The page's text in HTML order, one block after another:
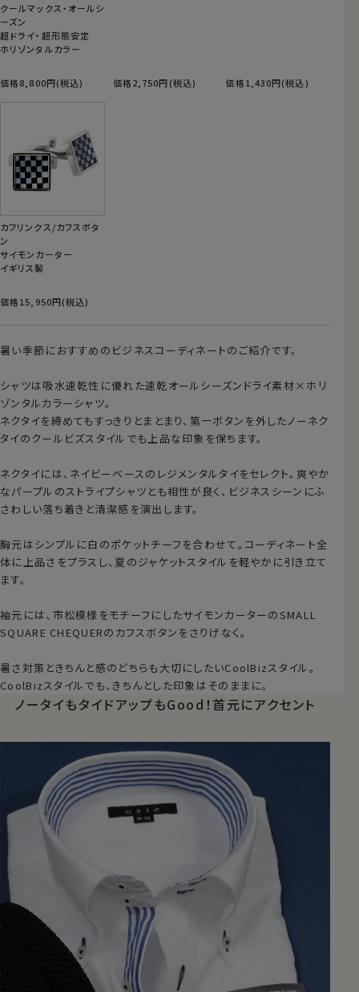
クールマックス・オールシ
ーズン
超ドライ・超形態安定
ホリゾンタルカラー
価格8,800円(税込) 価格2,750円(税込) 価格1,430円(税込)
カフリンクス/カフスボタ
ン
サイモンカーター
イギリス製
価格15,950円(税込)
暑い季節におすすめのビジネスコーディネートのご紹介です。
シャツは吸水速乾性に優れた速乾オールシーズンドライ素材×ホリ
ゾンタルカラーシャツ。
ネクタイを締めてもすっきりとまとまり、第一ボタンを外したノーネク
タイのクールビズスタイルでも上品な印象を保ちます。
ネクタイには、ネイビーベースのレジメンタルタイをセレクト。爽やか
なパープルのストライプシャツとも相性が良く、ビジネスシーンにふ
さわしい落ち着きと清潔感を演出します。
胸元はシンプルに白のポケットチーフを合わせて。コーディネート全
体に上品さをプラスし、夏のジャケットスタイルを軽やかに引き立て
ます。
袖元には、市松模様をモチーフにしたサイモンカーターのSMALL
SQUARE CHEQUERのカフスボタンをさりげなく。
暑さ対策ときちんと感のどちらも大切にしたいCoolBizスタイル。
CoolBizスタイルでも、きちんとした印象はそのままに。
ノータイもタイドアップもGood！ 首元にアクセント